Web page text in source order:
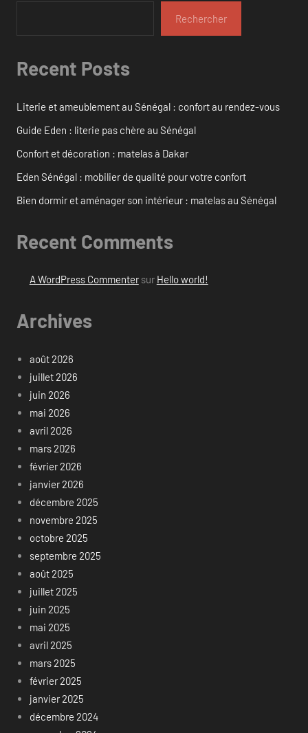
Rechercher
Recent Posts
Literie et ameublement au Sénégal : confort au rendez-vous
Guide Eden : literie pas chère au Sénégal
Confort et décoration : matelas à Dakar
Eden Sénégal : mobilier de qualité pour votre confort
Bien dormir et aménager son intérieur : matelas au Sénégal
Recent Comments
A WordPress Commentersur Hello world!
Archives
août 2026
juillet 2026
juin 2026
mai 2026
avril 2026
mars 2026
février 2026
janvier 2026
décembre 2025
novembre 2025
octobre 2025
septembre 2025
août 2025
juillet 2025
juin 2025
mai 2025
avril 2025
mars 2025
février 2025
janvier 2025
décembre 2024